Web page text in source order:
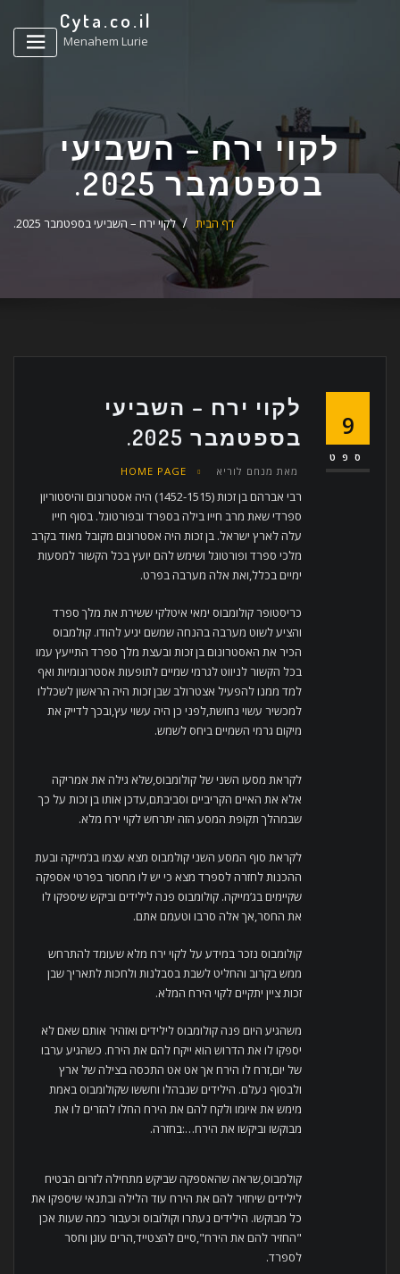
Cyta.co.il
Menahem Lurie
לקוי ירח – השביעי
בספטמבר 2025.
דף הבית לקוי ירח – השביעי בספטמבר 2025.
9
ספט
לקוי ירח – השביעי
בספטמבר 2025.
מאת מנחם לוריא HOME PAGE
רבי אברהם בן זכות (1452-1515) היה אסטרונום והיסטוריון
ספרדי שאת מרב חייו בילה בספרד ובפורטוגל. בסוף חייו
עלה לארץ ישראל. בן זכות היה אסטרונום מקובל מאוד בקרב
מלכי ספרד ופורטוגל ושימש להם יועץ בכל הקשור למסעות
ימיים בכלל,ואת אלה מערבה בפרט.
כריסטופר קולומבוס ימאי איטלקי ששירת את מלך ספרד
והציע לשוט מערבה בהנחה שמשם יגיע להודו. קולמבוס
הכיר את האסטרונום בן זכות ובעצת מלך ספרד התייעץ עמו
בכל הקשור לניווט לגרמי שמיים לתופעות אסטרונומיות ואף
למד ממנו להפעיל אצטרולב שבן זכות היה הראשון לשכללו
למכשיר עשוי נחושת,לפני כן היה עשוי עץ,ובכך לדייק את
מיקום גרמי השמיים ביחס לשמש.
לקראת מסעו השני של קולומבוס,שלא גילה את אמריקה
אלא את האיים הקריביים וסביבתם,עדכן אותו בן זכות על כך
שבמהלך תקופת המסע הזה יתרחש לקוי ירח מלא.
לקראת סוף המסע השני קולמבוס מצא עצמו בג’מייקה ובעת
ההכנות לחזרה לספרד מצא כי יש לו מחסור בפרטי אספקה
שקיימים בג’מייקה. קולומבוס פנה לילידים וביקש שיספקו לו
את החסר,אך אלה סרבו וטעמם אתם.
קולומבוס נזכר במידע על לקוי ירח מלא שעומד להתרחש
ממש בקרוב והחליט לשבת בסבלנות ולחכות לתאריך שבן
זכות ציין יתקיים לקוי הירח המלא.
משהגיע היום פנה קולומבוס לילידים ואזהיר אותם שאם לא
יספקו לו את הדרוש הוא ייקח להם את הירח. כשהגיע ערבו
של יום,זרח לו הירח אך אט אט התכסה בצילה של ארץ
ולבסוף נעלם. הילידים שנבהלו וחששו שקולומבוס באמת
מימש את איומו ולקח להם את הירח החלו להזרים לו את
מבוקשו וביקשו את הירח…:בחזרה.
קולמבוס,שראה שהאספקה שביקש מתחילה לזרום הבטיח
לילידים שיחזיר להם את הירח עוד הלילה ובתנאי שיספקו את
כל מבוקשו. הילידים נעתרו וקולובוס וכעבור כמה שעות אכן
"החזיר להם את הירח",סיים להצטייד,הרים עוגן וחסר
לספרד.